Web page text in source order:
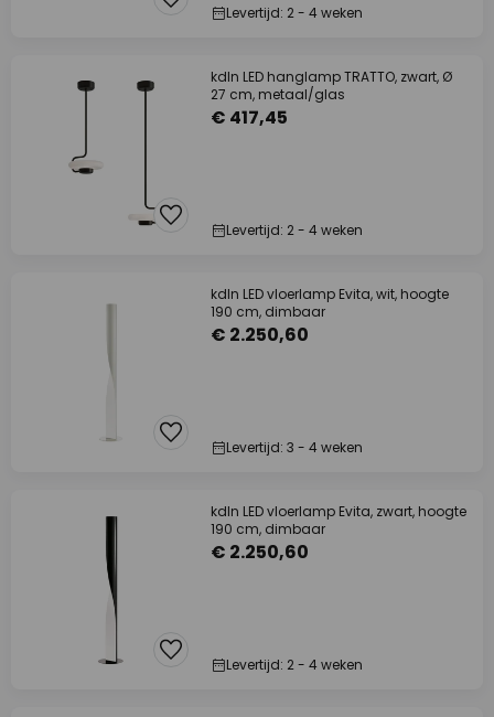
Levertijd: 2 - 4 weken
kdln LED hanglamp TRATTO, zwart, Ø
27 cm, metaal/glas
€ 417,45
Levertijd: 2 - 4 weken
kdln LED vloerlamp Evita, wit, hoogte
190 cm, dimbaar
€ 2.250,60
Levertijd: 3 - 4 weken
kdln LED vloerlamp Evita, zwart, hoogte
190 cm, dimbaar
€ 2.250,60
Levertijd: 2 - 4 weken